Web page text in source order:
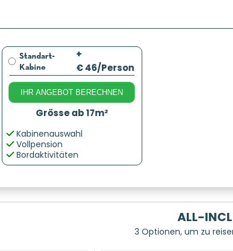
Standart-
Kabine
+
€ 46/Person
IHR ANGEBOT BERECHNEN
Grösse ab 17m²
Kabinenauswahl
Vollpension
Bordaktivitäten
ALL-
3 Optionen, um zu